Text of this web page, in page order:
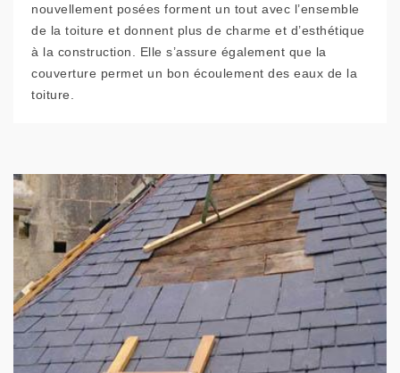
nouvellement posées forment un tout avec l’ensemble
de la toiture et donnent plus de charme et d’esthétique
à la construction. Elle s’assure également que la
couverture permet un bon écoulement des eaux de la
toiture.